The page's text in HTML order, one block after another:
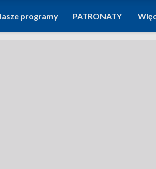
programy PATRONATY